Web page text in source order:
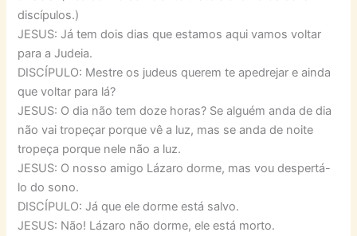
discípulos.)
JESUS: Já tem dois dias que estamos aqui vamos voltar
para a Judeia.
DISCÍPULO: Mestre os judeus querem te apedrejar e ainda
que voltar para lá?
JESUS: O dia não tem doze horas? Se alguém anda de dia
não vai tropeçar porque vê a luz, mas se anda de noite
tropeça porque nele não a luz.
JESUS: O nosso amigo Lázaro dorme, mas vou despertá-
lo do sono.
DISCÍPULO: Já que ele dorme está salvo.
JESUS: Não! Lázaro não dorme, ele está morto.